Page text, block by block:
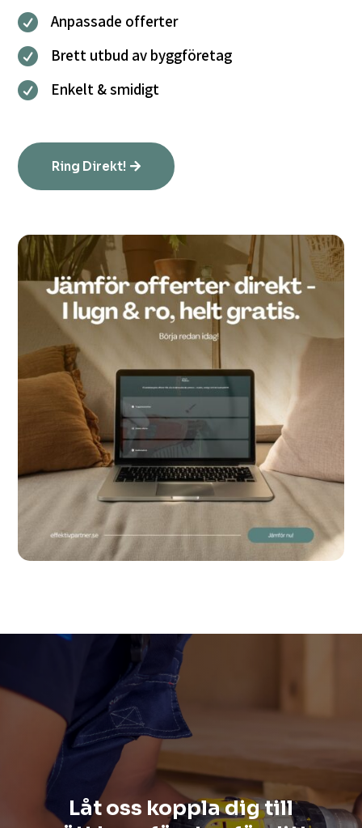
 Anpassade offerter
 Brett utbud av byggföretag
 Enkelt & smidigt
Ring Direkt!
Låt oss koppla dig till